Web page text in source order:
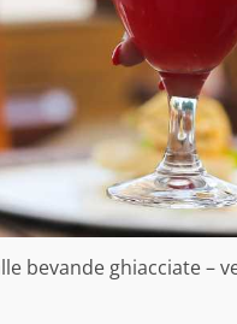
bevande ghiacciate –